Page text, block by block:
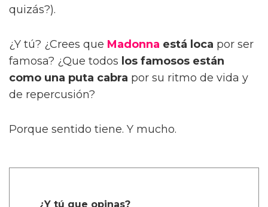
quizás?).
¿Y tú? ¿Crees que Madonna está loca por ser
famosa? ¿Que todos los famosos están
como una puta cabra por su ritmo de vida y
de repercusión?
Porque sentido tiene. Y mucho.
¿Y tú que opinas?